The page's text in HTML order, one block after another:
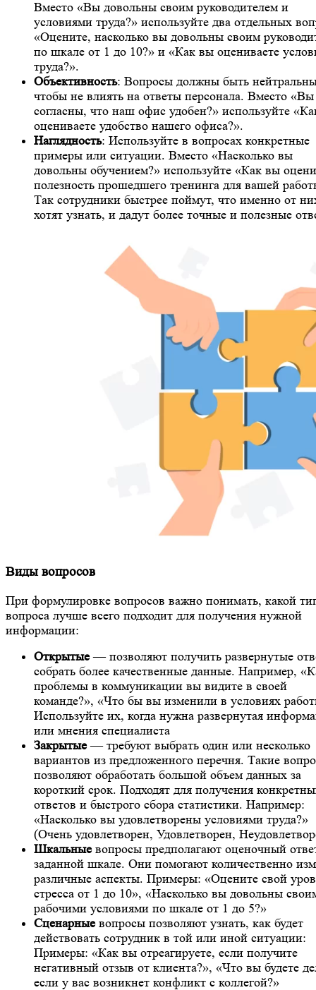
Вместо «Вы довольны своим руководителем и
условиями труда?» используйте два отдельных
«Оцените, насколько вы довольны своим
по шкале от 1 до 10?» и «Как вы оцениваете
труда?».
Объективность: Вопросы должны быть
чтобы не влиять на ответы персонала. Вместо «Вы
согласны, что наш офис удобен?» используйте
оцениваете удобство нашего офиса?».
Наглядность: Используйте в вопросах конкретные
примеры или ситуации. Вместо «Насколько вы
довольны обучением?» используйте «Как вы
полезность прошедшего тренинга для вашей
Так сотрудники быстрее поймут, что именно от
хотят узнать, и дадут более точные и полезные
Виды вопросов
При формулировке вопросов важно понимать, какой
вопроса лучше всего подходит для получения нужной
информации:
Открытые— позволяют получить развернутые
собрать более качественные данные. Например,
проблемы в коммуникации вы видите в своей
команде?», «Что бы вы изменили в условиях
Используйте их, когда нужна развернутая
или мнения специалиста
Закрытые— требуют выбрать один или несколько
вариантов из предложенного перечня. Такие
позволяют обработать большой объем данных за
короткий срок. Подходят для получения
ответов и быстрого сбора статистики. Например:
«Насколько вы удовлетворены условиями труда?»
(Очень удовлетворен, Удовлетворен,
Шкальные вопросы предполагают оценочный
заданной шкале. Они помогают количественно
различные аспекты. Примеры: «Оцените свой
стресса от 1 до 10», «Насколько вы довольны
рабочими условиями по шкале от 1 до 5?»
Сценарные вопросы позволяют узнать, как будет
действовать сотрудник в той или иной ситуации:
Примеры: «Как вы отреагируете, если получите
негативный отзыв от клиента?», «Что вы будете
если у вас возникнет конфликт с коллегой?»